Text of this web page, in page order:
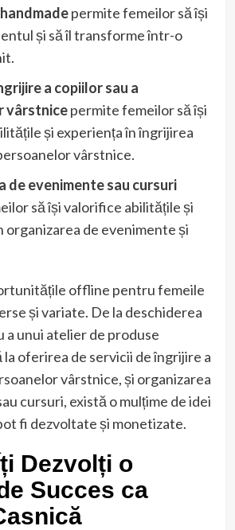
permite femeilor să își
și să îl transforme într-o
a copiilor sau a
vârstnicepermite femeilor să își
și experiența în îngrijirea
vârstnice.
de evenimente sau cursuri
să își valorifice abilitățile și
organizarea de evenimente și
offline pentru femeile
și variate. De la deschiderea
a unui atelier de produse
la oferirea de servicii de îngrijire a
vârstnice, și organizarea
cursuri, există o mulțime de idei
fi dezvoltate și monetizate.
Dezvolți o
Succes ca